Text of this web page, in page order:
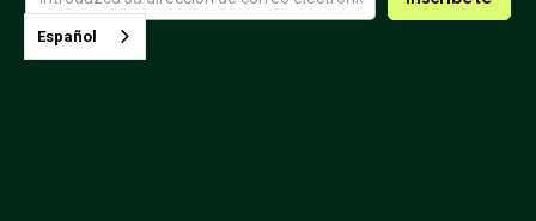
Español